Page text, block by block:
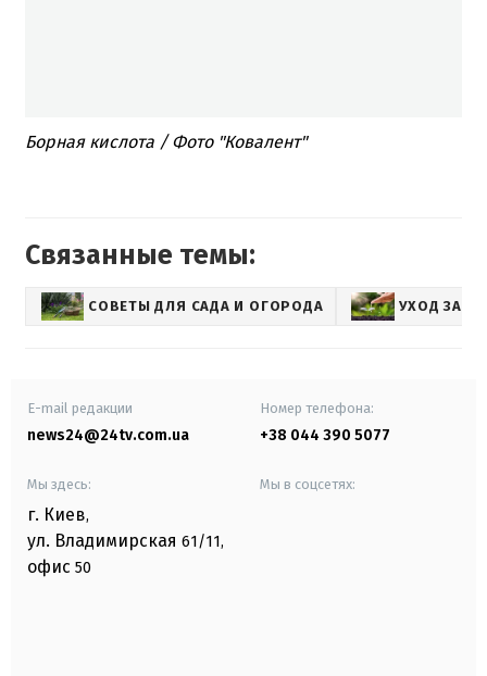
Борная кислота / Фото "Ковалент"
Связанные темы:
СОВЕТЫ ДЛЯ САДА И ОГОРОДА УХОД ЗА
E-mail редакции
news24@24tv.com.ua
Номер телефона:
+38 044 390 5077
Мы здесь:
г. Киев,
ул. Владимирская 61/11,
офис 50
Мы в соцсетях: